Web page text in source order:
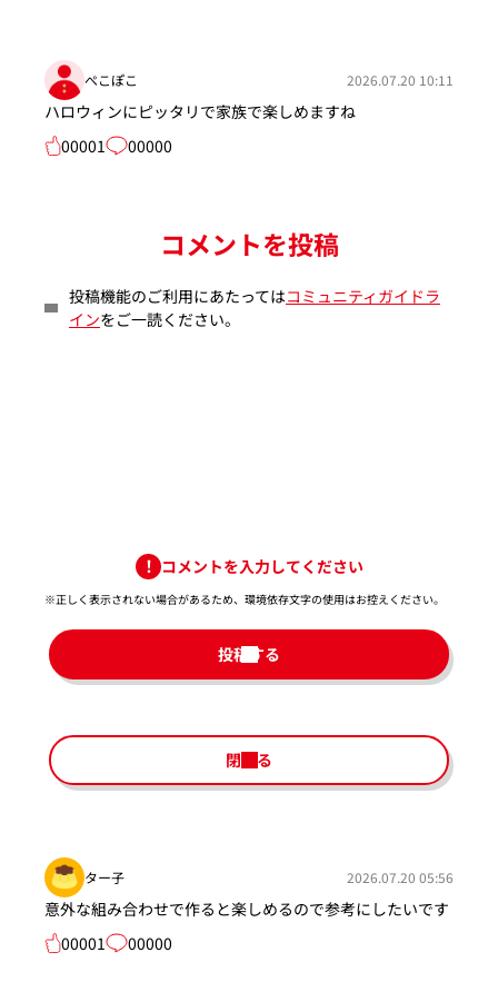
ぺこぽこ 2026.07.20 10:11
ハロウィンにピッタリで家族で楽しめますね
00001
00000
コメントを投稿
投稿機能のご利用にあたってはコミュニティガイドラ
インをご一読ください。
コメントを入力してください
※正しく表示されない場合があるため、環境依存文字の使用はお控えください。​
投稿する
閉じる
ター子 2026.07.20 05:56
意外な組み合わせで作ると楽しめるので参考にしたいです
00001
00000